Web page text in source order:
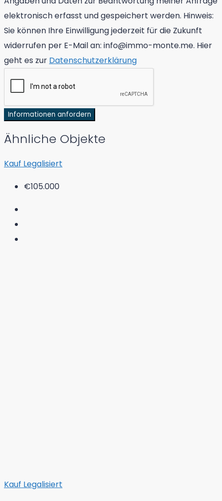
elektronisch erfasst und gespeichert werden. Hinweis:
Sie können Ihre Einwilligung jederzeit für die Zukunft
widerrufen per E-Mail an: info@immo-monte.me. Hier
geht es zur Datenschutzerklärung
Informationen anfordern
Ähnliche Objekte
Kauf Legalisiert
€105.000
Kauf Legalisiert